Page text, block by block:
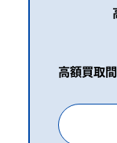
高額買取